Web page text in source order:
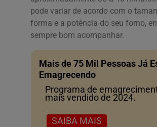
pode variar de acordo com o
forma e a potência do seu forno,
sempre bom acompanhar.
Mais de 75 Mil Pessoas Já
Emagrecendo
Programa de
mais vendido de 2024.
SAIBA MAIS